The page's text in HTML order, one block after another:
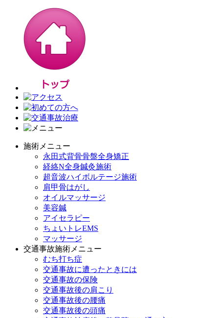
施術メニュー
永田式背骨骨盤全身矯正
経絡N全身鍼灸施術
超音波ハイボルテージ施術
肩甲骨はがし
オイルマッサージ
美容鍼
アイセラピー
ちょいトレEMS
マッサージ
交通事故施術メニュー
むち打ち症
交通事故に遭ったときには
交通事故の保険
交通事故後の肩こり
交通事故後の腰痛
交通事故後の頭痛